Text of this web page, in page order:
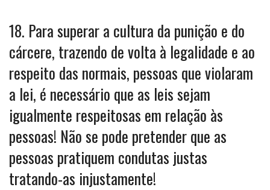
18. Para superar a cultura da punição e do
cárcere, trazendo de volta à legalidade e ao
respeito das normais, pessoas que violaram
a lei, é necessário que as leis sejam
igualmente respeitosas em relação às
pessoas! Não se pode pretender que as
pessoas pratiquem condutas justas
tratando-as injustamente!